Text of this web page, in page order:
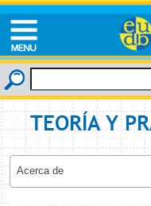
TEORÍA Y
Acerca de